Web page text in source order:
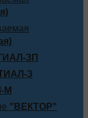
ЗП
З
М
"ВЕКТОР"